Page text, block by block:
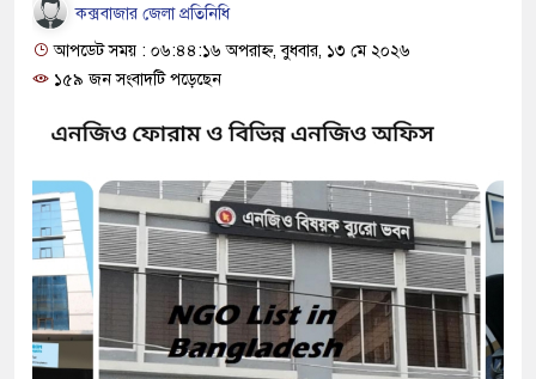
কক্সবাজার জেলা প্রতিনিধি
আপডেট সময় : ০৬:৪৪:১৬ অপরাহ্ন, বুধবার, ১৩ মে ২০২৬
১৫৯ জন সংবাদটি পড়েছেন